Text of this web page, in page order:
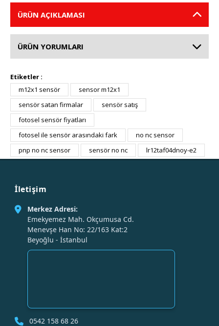
ÜRÜN AÇIKLAMASI
ÜRÜN YORUMLARI
Etiketler :
m12x1 sensör
sensor m12x1
sensör satan firmalar
sensör satış
fotosel sensör fiyatları
fotosel ile sensör arasındaki fark
no nc sensor
pnp no nc sensor
sensör no nc lr12taf04dnoy-e2
İletişim
Merkez Adresi:
Emekyemez Mah. Okçumusa Cd.
Menevşe Han No: 22/163 Kat:2
Beyoğlu - İstanbul
0542 158 68 26